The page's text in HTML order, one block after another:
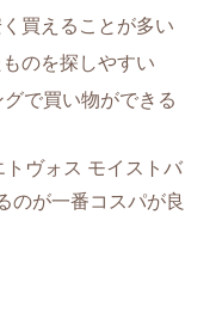
買えることが多い
のを探しやすい
で買い物ができる
ヴォス モイストバ
のが一番コスパが良